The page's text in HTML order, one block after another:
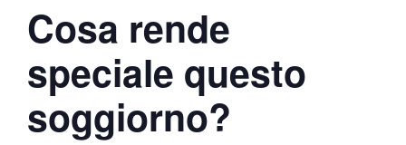
Cosa rende
speciale questo
soggiorno?